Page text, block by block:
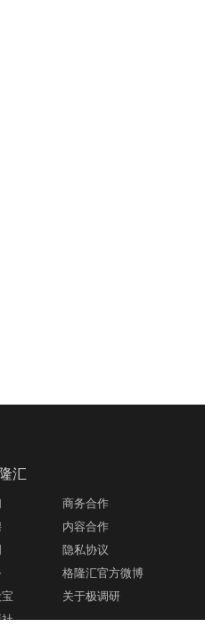
汇
商务合作
内容合作
隐私协议
格隆汇官方微博
关于极调研